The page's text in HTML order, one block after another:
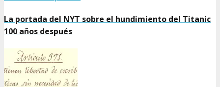
La portada del NYT sobre el hundimiento del Titanic
100 años después